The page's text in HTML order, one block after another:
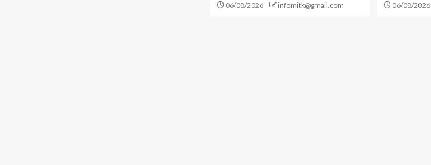
06/08/2026 infomitk@gmail.com 06/08/2026